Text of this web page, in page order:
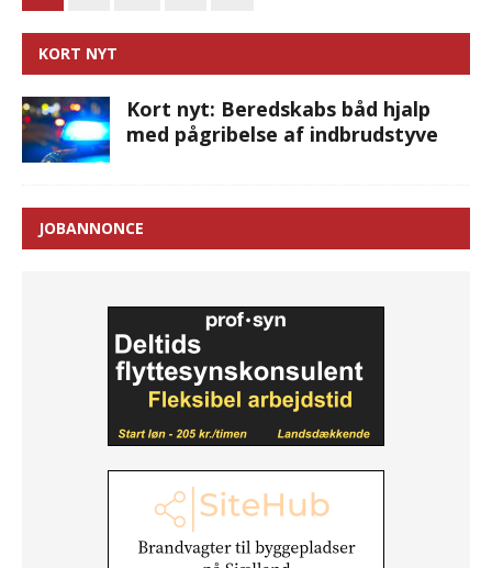
KORT NYT
Kort nyt: Beredskabs båd hjalp
med pågribelse af indbrudstyve
JOBANNONCE